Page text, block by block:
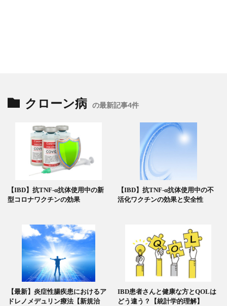
クローン病 の最新記事4件
【IBD】抗TNF-α抗体使用中の新
型コロナワクチンの効果
【IBD】抗TNF-α抗体使用中の不
活化ワクチンの効果と安全性
【最新】炎症性腸疾患におけるア
ドレノメデュリン療法【新規治
IBD患者さんと健康な方とQOLは
どう違う？【統計学的理解】